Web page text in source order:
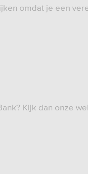
omdat je een
Kijk dan onze